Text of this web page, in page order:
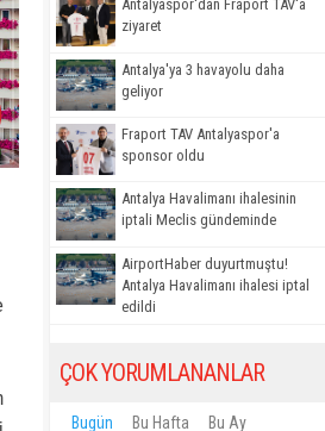
Antalyaspor'dan Fraport TAV'a
ziyaret
Antalya'ya 3 havayolu daha
geliyor
Fraport TAV Antalyaspor'a
sponsor oldu
Antalya Havalimanı ihalesinin
iptali Meclis gündeminde
AirportHaber duyurtmuştu!
Antalya Havalimanı ihalesi iptal
edildi
ÇOK YORUMLANANLAR
Bugün Bu Hafta Bu Ay